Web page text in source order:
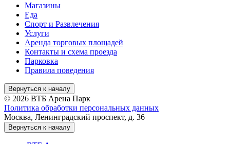
Магазины
Еда
Спорт и Развлечения
Услуги
Аренда торговых площадей
Контакты и схема проезда
Парковка
Правила поведения
Вернуться к началу
© 2026 ВТБ Арена Парк
Политика обработки персональных данных
Москва, Ленинградский проспект, д. 36
Вернуться к началу